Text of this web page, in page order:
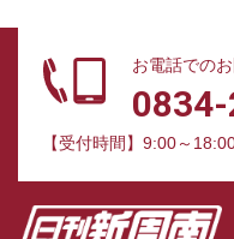
お電話での
【受付時間】9:00～